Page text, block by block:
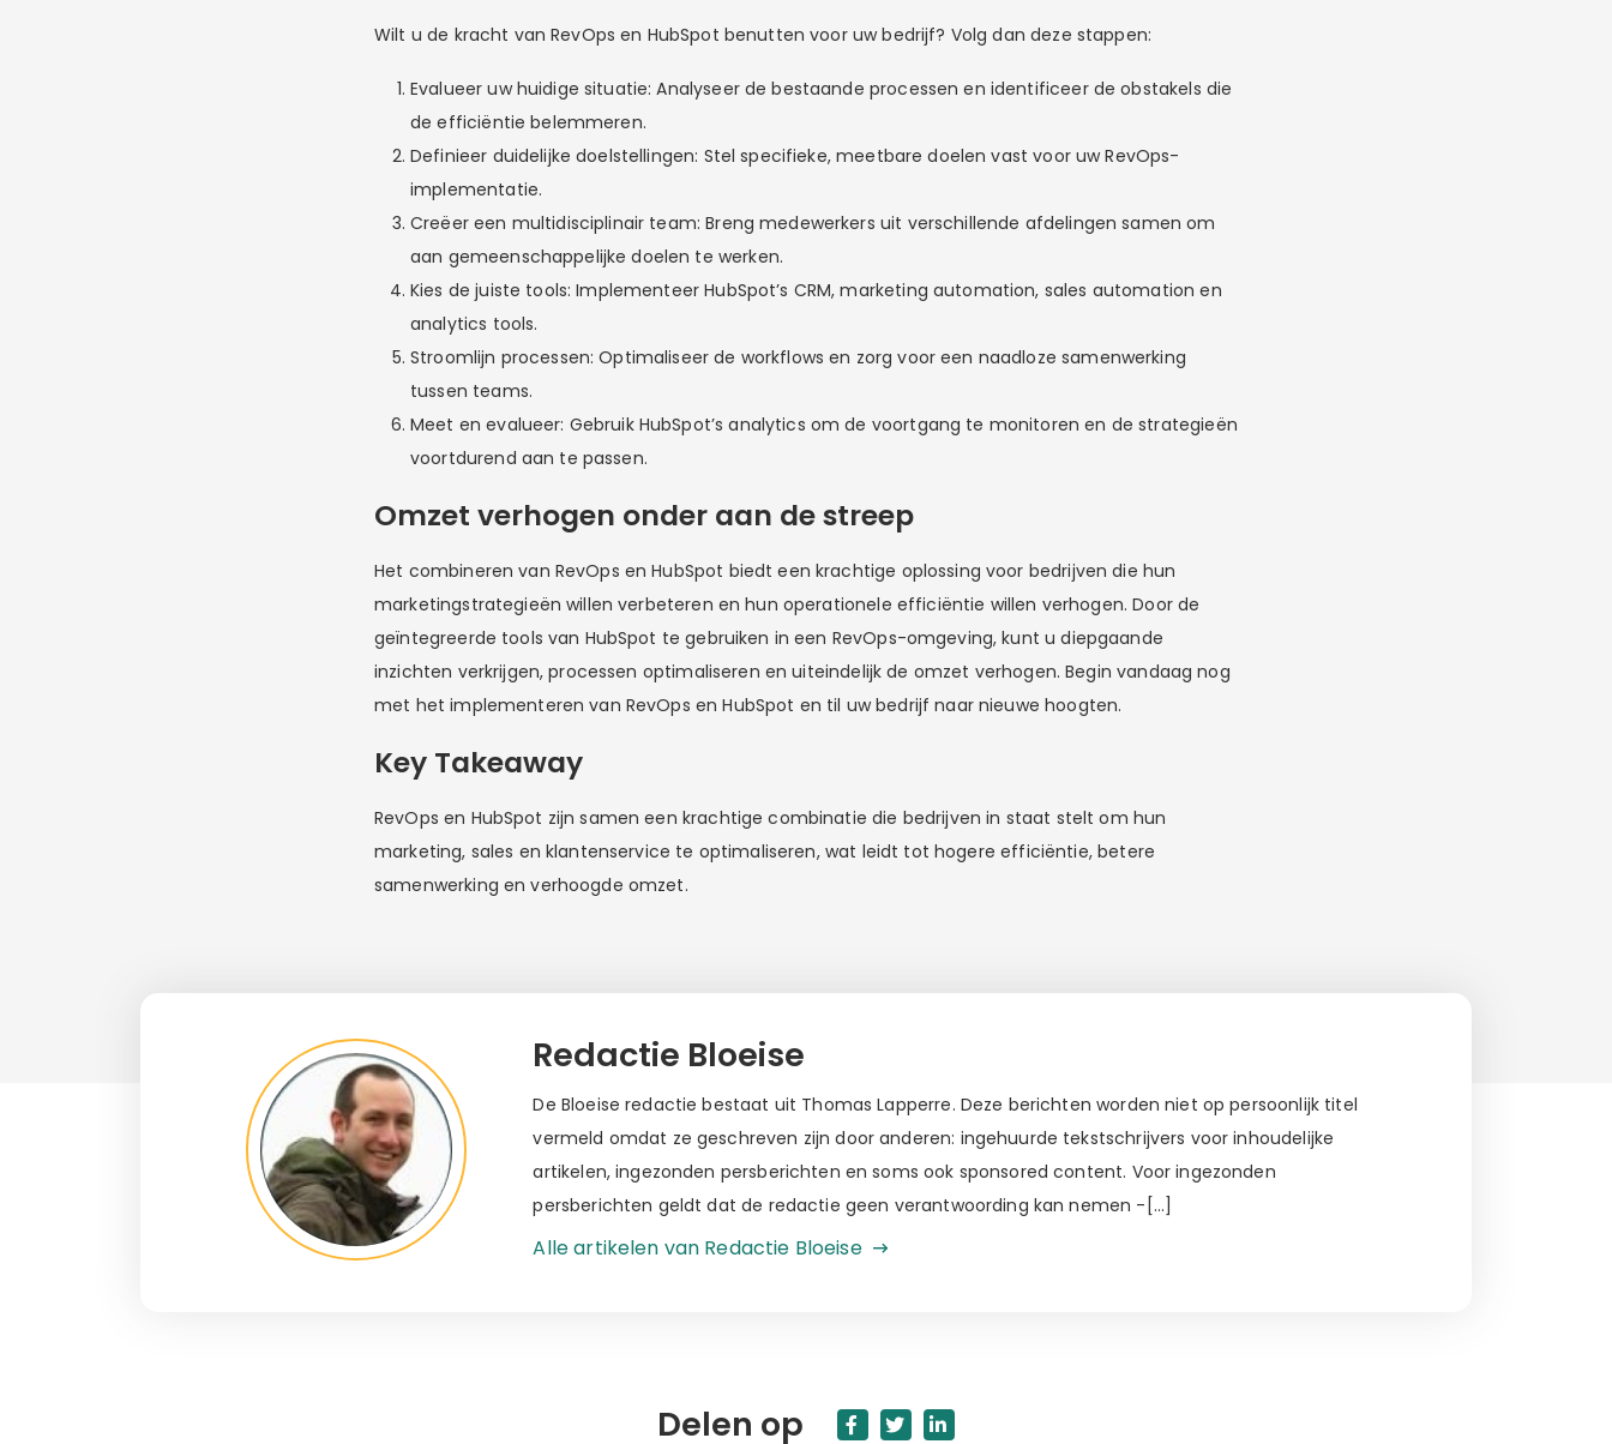
Wilt u de kracht van RevOps en HubSpot benutten voor uw bedrijf? Volg dan deze stappen:
Evalueer uw huidige situatie: Analyseer de bestaande processen en identificeer de obstakels die
de efficiëntie belemmeren.
Definieer duidelijke doelstellingen: Stel specifieke, meetbare doelen vast voor uw RevOps-
implementatie.
Creëer een multidisciplinair team: Breng medewerkers uit verschillende afdelingen samen om
aan gemeenschappelijke doelen te werken.
Kies de juiste tools: Implementeer HubSpot’s CRM, marketing automation, sales automation en
analytics tools.
Stroomlijn processen: Optimaliseer de workflows en zorg voor een naadloze samenwerking
tussen teams.
Meet en evalueer: Gebruik HubSpot’s analytics om de voortgang te monitoren en de strategieën
voortdurend aan te passen.
Omzet verhogen onder aan de streep
Het combineren van RevOps en HubSpot biedt een krachtige oplossing voor bedrijven die hun
marketingstrategieën willen verbeteren en hun operationele efficiëntie willen verhogen. Door de
geïntegreerde tools van HubSpot te gebruiken in een RevOps-omgeving, kunt u diepgaande
inzichten verkrijgen, processen optimaliseren en uiteindelijk de omzet verhogen. Begin vandaag nog
met het implementeren van RevOps en HubSpot en til uw bedrijf naar nieuwe hoogten.
Key Takeaway
RevOps en HubSpot zijn samen een krachtige combinatie die bedrijven in staat stelt om hun
marketing, sales en klantenservice te optimaliseren, wat leidt tot hogere efficiëntie, betere
samenwerking en verhoogde omzet.
Redactie Bloeise
De Bloeise redactie bestaat uit Thomas Lapperre. Deze berichten worden niet op persoonlijk titel
vermeld omdat ze geschreven zijn door anderen: ingehuurde tekstschrijvers voor inhoudelijke
artikelen, ingezonden persberichten en soms ook sponsored content. Voor ingezonden
persberichten geldt dat de redactie geen verantwoording kan nemen -[…]
Alle artikelen van Redactie Bloeise
Delen op